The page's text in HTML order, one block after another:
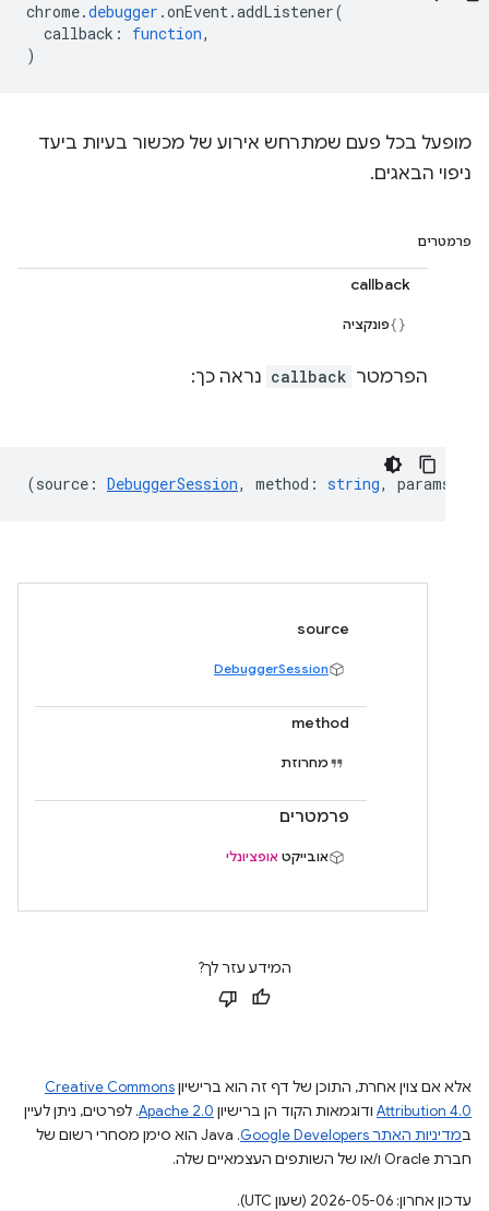
chrome.debugger .onEvent.addListener(
callback : function,
)
מופעל בכל פעם שמתרחש אירוע של מכשור בעיות ביעד
ניפוי הבאגים.
פרמטרים
callback
פונקציה
הפרמטר callback נראה כך:
(source : DebuggerSession, method : string, params?
source
DebuggerSession
method
מחרוזת
פרמטרים
אובייקט אופציונלי
המידע עזר לך?
אלא אם צוין אחרת, התוכן של דף זה הוא ברישיוןCreative Commons
Attribution 4.0 ודוגמאות הקוד הן ברישיון Apache 2.0. לפרטים, ניתן לעיין
במדיניות האתר Google Developers‏
.‏ Java הוא סימן מסחרי רשום של
חברת Oracle ו/או של השותפים העצמאיים שלה.
עדכון אחרון: 2026-05-06 (שעון UTC).